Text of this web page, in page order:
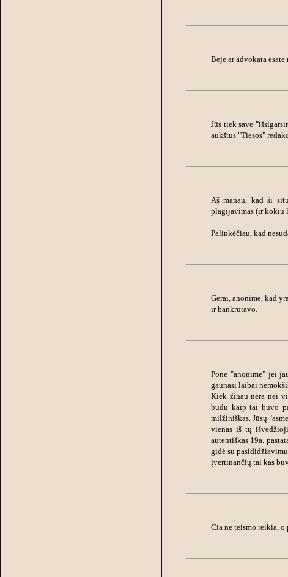
Beje ar advokata esate
Jūs tiek save
aukštus "Tiesos"
Aš manau, kad ši
plagijavimas (ir kokiu
Palinkėčiau, kad
Gerai, anonime, kad
ir bankrutavo.
Pone "anonime" jei
gaunasi laibai
Kiek žinau nėra nei
būdu kaip tai buvo
milžiniškas. Jūsų
vienas iš tų
autentiškas 19a.
gidė su
įvertinančių tai kas
Cia ne teismo reikia, o